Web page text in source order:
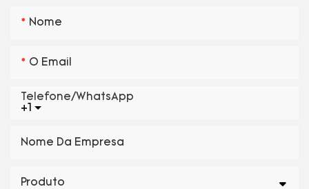
Nome
O Email
+1
Telefone/WhatsApp
Nome Da Empresa
Produto